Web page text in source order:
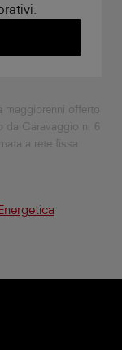
maggiorenni offerto
da Caravaggio n. 6
a rete fissa